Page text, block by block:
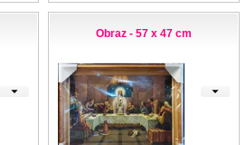
Obraz - 57 x 47 cm